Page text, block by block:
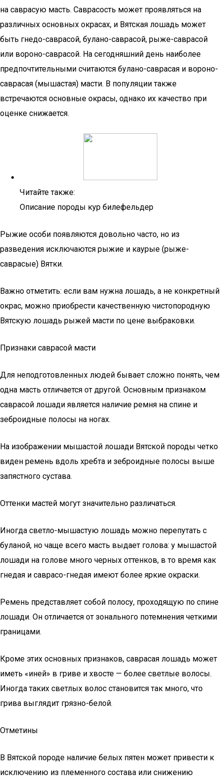
на саврасую масть. Саврасость может проявляться на
различных основных окрасах, и Вятская лошадь может
быть гнедо-саврасой, булано-саврасой, рыже-саврасой
или вороно-саврасой. На сегодняшний день наиболее
предпочтительными считаются булано-саврасая и вороно-
саврасая (мышастая) масти. В популяции также
встречаются основные окрасы, однако их качество при
оценке снижается.
Читайте также:
Описание породы кур билефельдер
Рыжие особи появляются довольно часто, но из
разведения исключаются рыжие и каурые (рыже-
саврасые) Вятки.
Важно отметить: если вам нужна лошадь, а не конкретный
окрас, можно приобрести качественную чистопородную
Вятскую лошадь рыжей масти по цене выбраковки.
Признаки саврасой масти
Для неподготовленных людей бывает сложно понять, чем
одна масть отличается от другой. Основным признаком
саврасой лошади является наличие ремня на спине и
зеброидные полосы на ногах.
На изображении мышастой лошади Вятской породы четко
виден ремень вдоль хребта и зеброидные полосы выше
запястного сустава.
Оттенки мастей могут значительно различаться.
Иногда светло-мышастую лошадь можно перепутать с
буланой, но чаще всего масть выдает голова: у мышастой
лошади на голове много черных оттенков, в то время как
гнедая и саврасо-гнедая имеют более яркие окраски.
Ремень представляет собой полосу, проходящую по спине
лошади. Он отличается от зонального потемнения четкими
границами.
Кроме этих основных признаков, саврасая лошадь может
иметь «иней» в гриве и хвосте — более светлые волосы.
Иногда таких светлых волос становится так много, что
грива выглядит грязно-белой.
Отметины
В Вятской породе наличие белых пятен может привести к
исключению из племенного состава или снижению